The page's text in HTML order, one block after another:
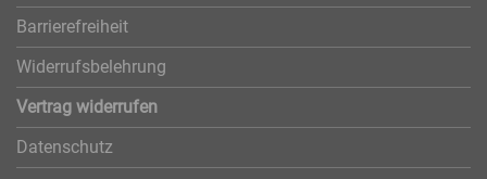
Barrierefreiheit
Widerrufsbelehrung
Vertrag widerrufen
Datenschutz